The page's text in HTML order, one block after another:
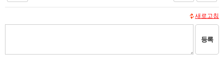
새로고침
등록